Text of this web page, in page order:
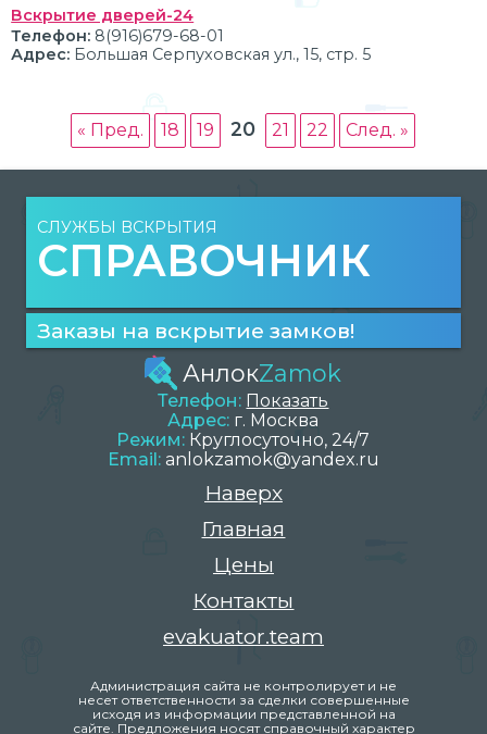
Вскрытие дверей-24
Телефон: 8(916)679-68-01
Адрес: Большая Серпуховская ул., 15, стр. 5
« Пред. 18 19 20 21 22 След. »
СЛУЖБЫ ВСКРЫТИЯ
СПРАВОЧНИК
Заказы на вскрытие замков!
АнлокZamok
Телефон: Показать
Адрес: г. Москва
Режим: Круглосуточно, 24/7
Email: anlokzamok@yandex.ru
Наверх
Главная
Цены
Контакты
evakuator.team
Администрация сайта не контролирует и не
несет ответственности за сделки совершенные
исходя из информации представленной на
сайте. Предложения носят справочный характер